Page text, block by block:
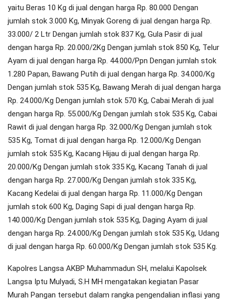
yaitu Beras 10 Kg di jual dengan harga Rp. 80.000 Dengan
jumlah stok 3.000 Kg, Minyak Goreng di jual dengan harga Rp.
33.000/ 2 Ltr Dengan jumlah stok 837 Kg, Gula Pasir di jual
dengan harga Rp. 20.000/2Kg Dengan jumlah stok 850 Kg, Telur
Ayam di jual dengan harga Rp. 44.000/Ppn Dengan jumlah stok
1.280 Papan, Bawang Putih di jual dengan harga Rp. 34.000/Kg
Dengan jumlah stok 535 Kg, Bawang Merah di jual dengan harga
Rp. 24.000/Kg Dengan jumlah stok 570 Kg, Cabai Merah di jual
dengan harga Rp. 55.000/Kg Dengan jumlah stok 535 Kg, Cabai
Rawit di jual dengan harga Rp. 32.000/Kg Dengan jumlah stok
535 Kg, Tomat di jual dengan harga Rp. 12.000/Kg Dengan
jumlah stok 535 Kg, Kacang Hijau di jual dengan harga Rp.
20.000/Kg Dengan jumlah stok 335 Kg, Kacang Tanah di jual
dengan harga Rp. 27.000/Kg Dengan jumlah stok 335 Kg,
Kacang Kedelai di jual dengan harga Rp. 11.000/Kg Dengan
jumlah stok 600 Kg, Daging Sapi di jual dengan harga Rp.
140.000/Kg Dengan jumlah stok 535 Kg, Daging Ayam di jual
dengan harga Rp. 24.000/Kg Dengan jumlah stok 535 Kg, Udang
di jual dengan harga Rp. 60.000/Kg Dengan jumlah stok 535 Kg.
Kapolres Langsa AKBP Muhammadun SH, melalui Kapolsek
Langsa Iptu Mulyadi, S.H MH mengatakan kegiatan Pasar
Murah Pangan tersebut dalam rangka pengendalian inflasi yang